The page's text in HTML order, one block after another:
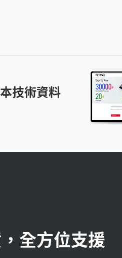
技術資料
全方位支援